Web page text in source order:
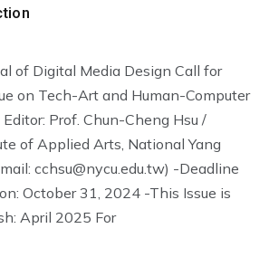
of Digital Media Design Call for
on Tech-Art and Human-Computer
Prof. Chun-Cheng Hsu /
of Applied Arts, National Yang
cchsu@nycu.edu.tw) -Deadline
October 31, 2024 -This Issue is
April 2025 For